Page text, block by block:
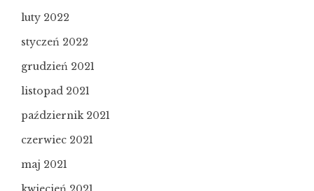
luty 2022
styczeń 2022
grudzień 2021
listopad 2021
październik 2021
czerwiec 2021
maj 2021